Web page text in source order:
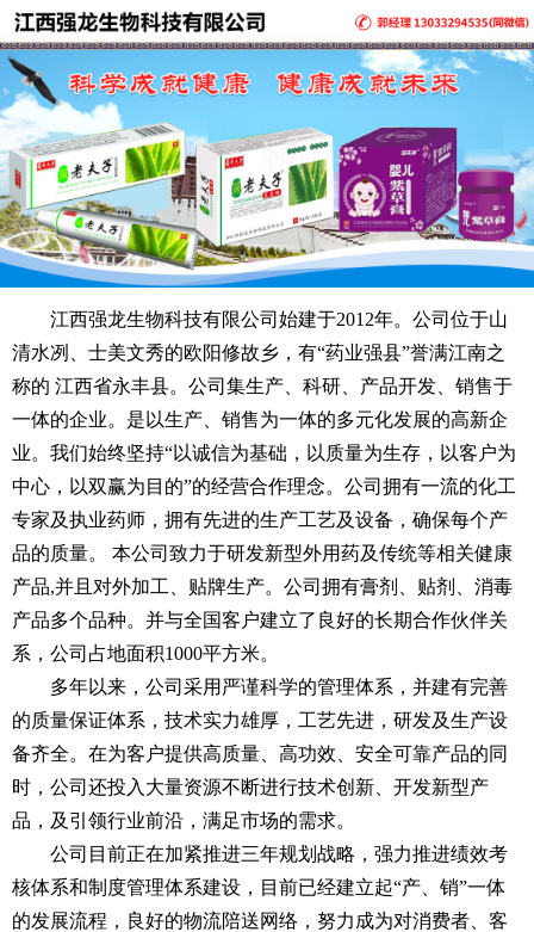
江西强龙生物科技有限公司始建于2012年。公司位于山
清水冽、士美文秀的欧阳修故乡，有“药业强县”誉满江南之
称的 江西省永丰县。公司集生产、科研、产品开发、销售于
一体的企业。是以生产、销售为一体的多元化发展的高新企
业。我们始终坚持“以诚信为基础，以质量为生存，以客户为
中心，以双赢为目的”的经营合作理念。公司拥有一流的化工
专家及执业药师，拥有先进的生产工艺及设备，确保每个产
品的质量。 本公司致力于研发新型外用药及传统等相关健康
产品,并且对外加工、贴牌生产。公司拥有膏剂、贴剂、消毒
产品多个品种。并与全国客户建立了良好的长期合作伙伴关
系，公司占地面积1000平方米。
多年以来，公司采用严谨科学的管理体系，并建有完善
的质量保证体系，技术实力雄厚，工艺先进，研发及生产设
备齐全。在为客户提供高质量、高功效、安全可靠产品的同
时，公司还投入大量资源不断进行技术创新、开发新型产
品，及引领行业前沿，满足市场的需求。
公司目前正在加紧推进三年规划战略，强力推进绩效考
核体系和制度管理体系建设，目前已经建立起“产、销”一体
的发展流程，良好的物流陪送网络，努力成为对消费者、客